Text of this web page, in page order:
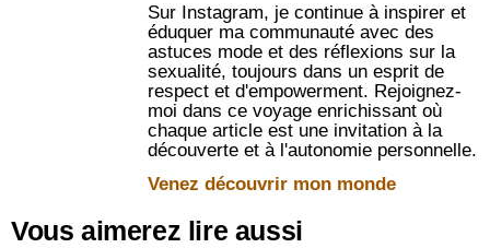
Sur Instagram, je continue à inspirer et
éduquer ma communauté avec des
astuces mode et des réflexions sur la
sexualité, toujours dans un esprit de
respect et d'empowerment. Rejoignez-
moi dans ce voyage enrichissant où
chaque article est une invitation à la
découverte et à l'autonomie personnelle.
Venez découvrir mon monde
Vous aimerez lire aussi